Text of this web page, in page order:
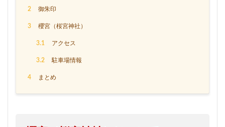
2 御朱印
3 櫻宮（桜宮神社）
3.1 アクセス
3.2 駐車場情報
4 まとめ